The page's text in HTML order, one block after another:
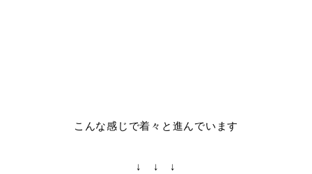
こんな感じで着々と進んでいます
↓ ↓ ↓